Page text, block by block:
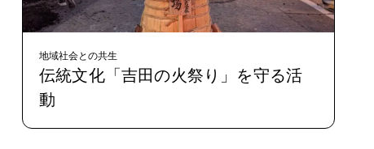
地域社会との共生
伝統文化「吉田の火祭り」を守る活
動